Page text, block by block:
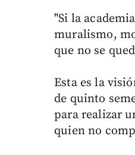
"Si la
muralismo,
que no se
Esta es la
de quinto
para realizar
quien no